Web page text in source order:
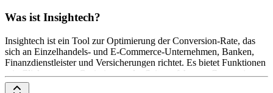
Was ist Insightech?
Insightech ist ein Tool zur Optimierung der Conversion-Rate, das
sich an Einzelhandels- und E-Commerce-Unternehmen, Banken,
Finanzdienstleister und Versicherungen richtet. Es bietet Funktionen
wie Clickmaps zur Optimierung der Seitenerfahrung, Conversion-
Trichterberichte zur schnellen Problembehebung und